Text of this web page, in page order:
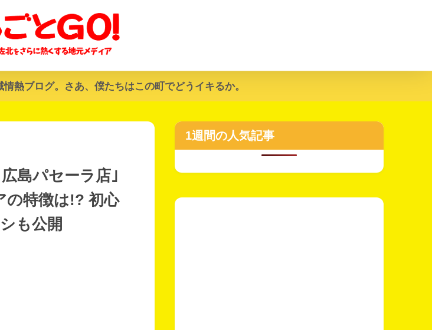
熱ブログ。さあ、僕たちはこの町でどうイキるか。
島パセーラ店｣
の特徴は!? 初心
も公開
1週間の人気記事